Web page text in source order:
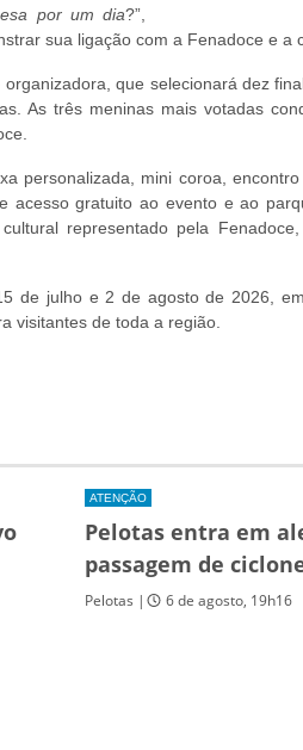
por um dia?”,
sua ligação com a Fenadoce e a
que selecionará dez
As três meninas mais votadas
personalizada, mini coroa,
acesso gratuito ao evento e ao
representado pela
de julho e 2 de agosto de 2026,
visitantes de toda a região.
ATENÇÃO
Pelotas entra em
passagem de
Pelotas | 6 de agosto, 19h16